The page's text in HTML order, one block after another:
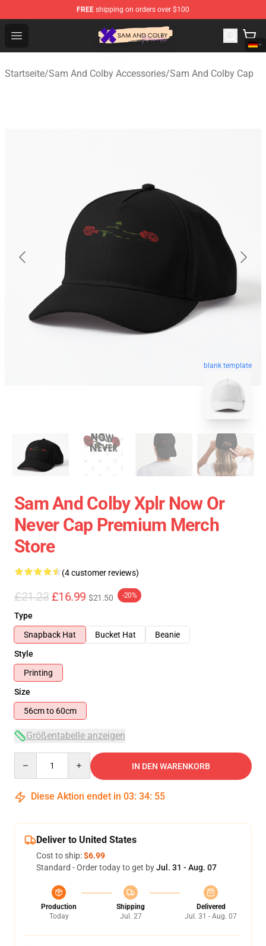
FREE shipping on orders over $100
Open menu
Sam And Colby Shop - Official Sam And Colby
Startseite/Sam And Colby Accessories/Sam And Colby Cap
blank template
Sam And Colby Xplr Now Or
Never Cap Premium Merch
Store
(4 customer reviews)
£21.23 £16.99 $21.50 -20%
Type
Snapback Hat
Bucket Hat
Beanie
Style
Printing
Size
56cm to 60cm
Größentabelle anzeigen
IN DEN WARENKORB
Diese Aktion endet in 03: 34: 54
Deliver to United States
Cost to ship:$6.99
Standard - Order today to get byJul. 31 - Aug. 07
Production
Today
Shipping
Jul. 27
Delivered
Jul. 31 - Aug. 07